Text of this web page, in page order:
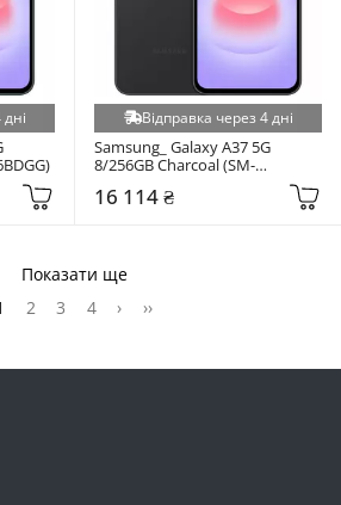
Відправка через 4 дні
Samsung_ Galaxy A37 5G
8/256GB Charcoal (SM-
16 114 ₴
Показати ще
2 3 4 › ››